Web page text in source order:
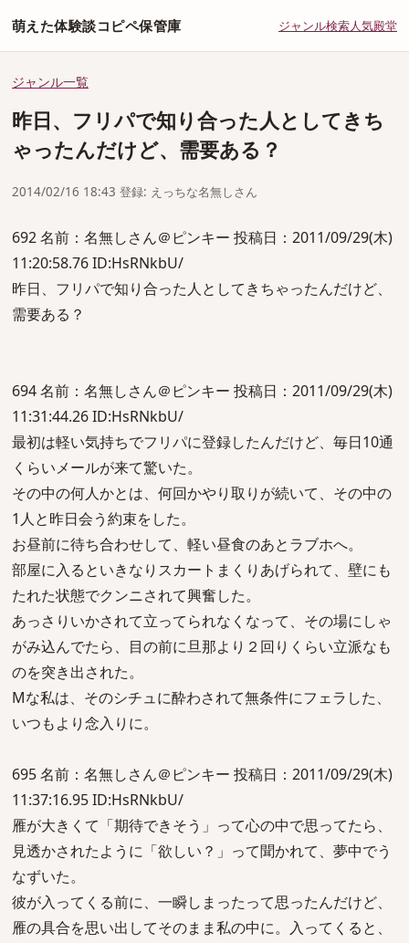
萌えた体験談コピペ保管庫 ジャンル検索人気殿堂
ジャンル一覧
昨日、フリパで知り合った人としてきち
ゃったんだけど、需要ある？
2014/02/16 18:43 登録: えっちな名無しさん
692 名前：名無しさん＠ピンキー 投稿日：2011/09/29(木)
11:20:58.76 ID:HsRNkbU/
昨日、フリパで知り合った人としてきちゃったんだけど、
需要ある？
694 名前：名無しさん＠ピンキー 投稿日：2011/09/29(木)
11:31:44.26 ID:HsRNkbU/
最初は軽い気持ちでフリパに登録したんだけど、毎日10通
くらいメールが来て驚いた。
その中の何人かとは、何回かやり取りが続いて、その中の
1人と昨日会う約束をした。
お昼前に待ち合わせして、軽い昼食のあとラブホへ。
部屋に入るといきなりスカートまくりあげられて、壁にも
たれた状態でクンニされて興奮した。
あっさりいかされて立ってられなくなって、その場にしゃ
がみ込んでたら、目の前に旦那より２回りくらい立派なも
のを突き出された。
Mな私は、そのシチュに酔わされて無条件にフェラした、
いつもより念入りに。
695 名前：名無しさん＠ピンキー 投稿日：2011/09/29(木)
11:37:16.95 ID:HsRNkbU/
雁が大きくて「期待できそう」って心の中で思ってたら、
見透かされたように「欲しい？」って聞かれて、夢中でう
なずいた。
彼が入ってくる前に、一瞬しまったって思ったんだけど、
雁の具合を思い出してそのまま私の中に。入ってくると、